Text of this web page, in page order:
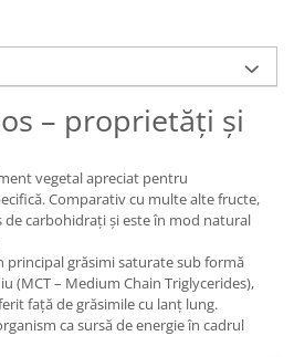
– proprietăți și
vegetal apreciat pentru
Comparativ cu multe alte fructe,
carbohidrați și este în mod natural
principal grăsimi saturate sub formă
(MCT – Medium Chain Triglycerides),
față de grăsimile cu lanț lung.
ca sursă de energie în cadrul